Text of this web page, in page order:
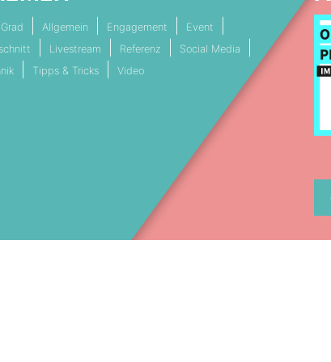
Allgemein Engagement
Event
Livestream Referenz
Social Media
Tipps & Tricks Video